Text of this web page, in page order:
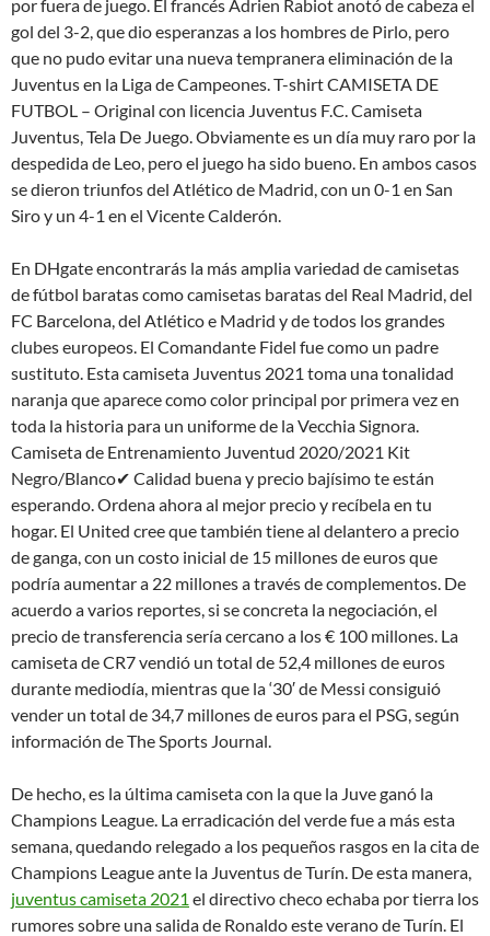
por fuera de juego. El francés Adrien Rabiot anotó de cabeza el
gol del 3-2, que dio esperanzas a los hombres de Pirlo, pero
que no pudo evitar una nueva tempranera eliminación de la
Juventus en la Liga de Campeones. T-shirt CAMISETA DE
FUTBOL – Original con licencia Juventus F.C. Camiseta
Juventus, Tela De Juego. Obviamente es un día muy raro por la
despedida de Leo, pero el juego ha sido bueno. En ambos casos
se dieron triunfos del Atlético de Madrid, con un 0-1 en San
Siro y un 4-1 en el Vicente Calderón.
En DHgate encontrarás la más amplia variedad de camisetas
de fútbol baratas como camisetas baratas del Real Madrid, del
FC Barcelona, del Atlético e Madrid y de todos los grandes
clubes europeos. El Comandante Fidel fue como un padre
sustituto. Esta camiseta Juventus 2021 toma una tonalidad
naranja que aparece como color principal por primera vez en
toda la historia para un uniforme de la Vecchia Signora.
Camiseta de Entrenamiento Juventud 2020/2021 Kit
Negro/Blanco✔ Calidad buena y precio bajísimo te están
esperando. Ordena ahora al mejor precio y recíbela en tu
hogar. El United cree que también tiene al delantero a precio
de ganga, con un costo inicial de 15 millones de euros que
podría aumentar a 22 millones a través de complementos. De
acuerdo a varios reportes, si se concreta la negociación, el
precio de transferencia sería cercano a los € 100 millones. La
camiseta de CR7 vendió un total de 52,4 millones de euros
durante mediodía, mientras que la ‘30′ de Messi consiguió
vender un total de 34,7 millones de euros para el PSG, según
información de The Sports Journal.
De hecho, es la última camiseta con la que la Juve ganó la
Champions League. La erradicación del verde fue a más esta
semana, quedando relegado a los pequeños rasgos en la cita de
Champions League ante la Juventus de Turín. De esta manera,
juventus camiseta 2021 el directivo checo echaba por tierra los
rumores sobre una salida de Ronaldo este verano de Turín. El